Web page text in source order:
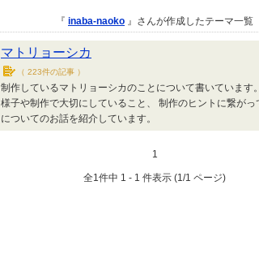
『 inaba-naoko 』さんが作成したテーマ一覧
マトリョーシカ
（ 223件の記事 ）
制作しているマトリョーシカのことについて書いています
様子や制作で大切にしていること、 制作のヒントに繋がっ
についてのお話を紹介しています。
1
全1件中 1 - 1 件表示 (1/1 ページ)